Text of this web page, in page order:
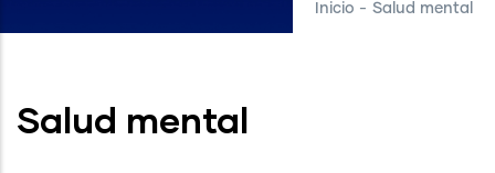
Inicio - Salud mental
Salud mental